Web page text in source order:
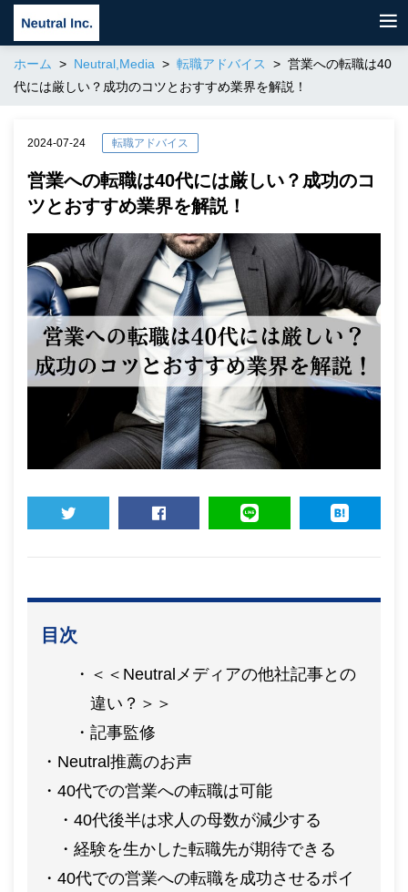
ホーム Neutral,Media 転職アドバイス
営業への転職は40
代には厳しい？成功のコツとおすすめ業界を解説！
2024-07-24 転職アドバイス
営業への転職は40代には厳しい？成功のコ
ツとおすすめ業界を解説！
目次
＜＜Neutralメディアの他社記事との
違い？＞＞
記事監修
Neutral推薦のお声
40代での営業への転職は可能
40代後半は求人の母数が減少する
経験を生かした転職先が期待できる
40代での営業への転職を成功させるポイ